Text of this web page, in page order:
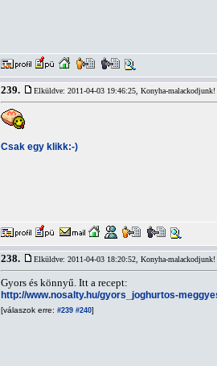
239. Elküldve: 2011-04-03 19:46:25, Konyha-malackodjunk!
Csak egy klikk:-)
238. Elküldve: 2011-04-03 18:20:52, Konyha-malackodjunk!
Gyors és könnyű. Itt a recept:
http://www.nosalty.hu/gyors_joghurtos-
[válaszok erre: #239 #240]